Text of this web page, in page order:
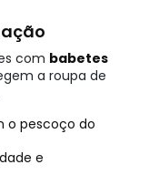
com babetes
a roupa de
o pescoço do
e